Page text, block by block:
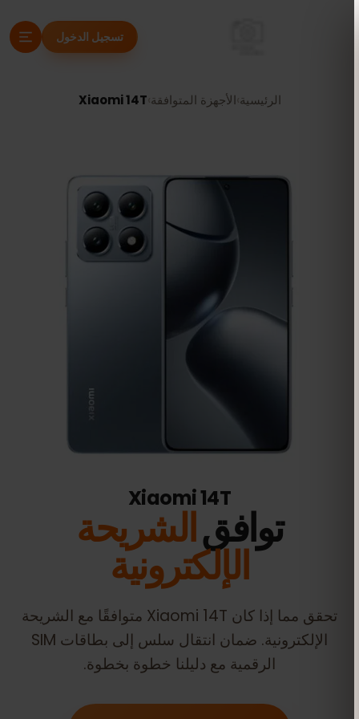
تسجيل الدخول
الرئيسية›الأجهزة المتوافقة›
Xiaomi 14T
Xiaomi 14T
توافقالشريحة
الإلكترونية
تحقق مما إذا كان Xiaomi 14T متوافقًا مع الشريحة
الإلكترونية. ضمان انتقال سلس إلى بطاقات SIM
الرقمية مع دليلنا خطوة بخطوة.